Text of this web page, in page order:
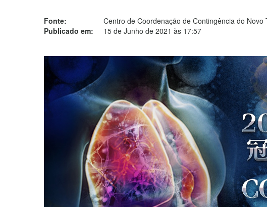
Fonte:
Centro de Coordenação de Contingência do
Publicado em:
15 de Junho de 2021 às 17:57